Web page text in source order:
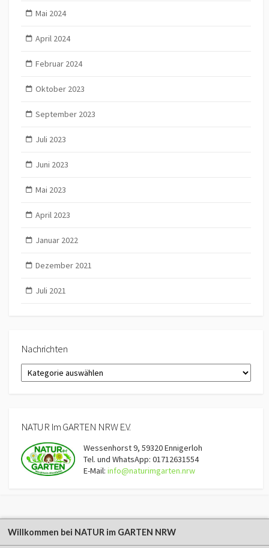
Mai 2024
April 2024
Februar 2024
Oktober 2023
September 2023
Juli 2023
Juni 2023
Mai 2023
April 2023
Januar 2022
Dezember 2021
Juli 2021
Nachrichten
Nachrichten
NATUR Im GARTEN NRW E.V.
Wessenhorst 9, 59320 Ennigerloh
Tel. und WhatsApp: 01712631554
E-Mail:info@naturimgarten.nrw
Willkommen bei NATUR im GARTEN NRW